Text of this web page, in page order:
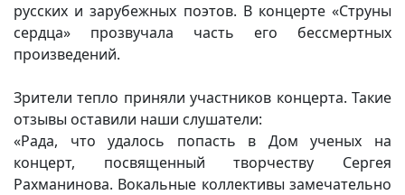
русских и зарубежных поэтов. В концерте «Струны
сердца» прозвучала часть его бессмертных
произведений.
Зрители тепло приняли участников концерта. Такие
отзывы оставили наши слушатели:
«Рада, что удалось попасть в Дом ученых на
концерт, посвященный творчеству Сергея
Рахманинова. Вокальные коллективы замечательно